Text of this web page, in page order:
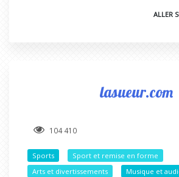
ALLER
lasueur.com
104 410
Sports
Sport et remise en forme
Arts et divertissements
Musique et